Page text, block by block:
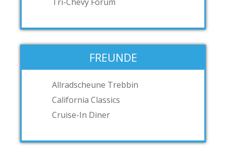
FREUNDE
Allradscheune Trebbin
California Classics
Cruise-In Diner